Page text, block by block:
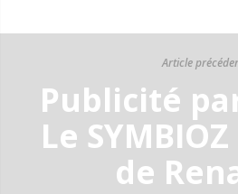
Article
Publicité
Le
de